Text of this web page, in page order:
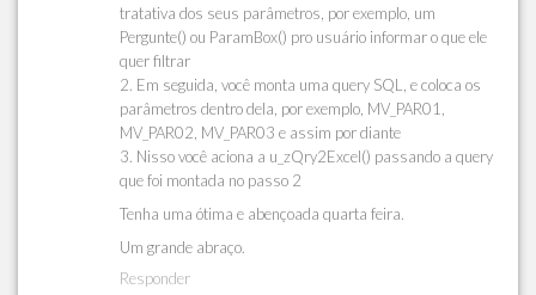
tratativa dos seus parâmetros, por exemplo, um
Pergunte() ou ParamBox() pro usuário informar o que ele
quer filtrar
2. Em seguida, você monta uma query SQL, e coloca os
parâmetros dentro dela, por exemplo, MV_PAR01,
MV_PAR02, MV_PAR03 e assim por diante
3. Nisso você aciona a u_zQry2Excel() passando a query
que foi montada no passo 2
Tenha uma ótima e abençoada quarta feira.
Um grande abraço.
Responder